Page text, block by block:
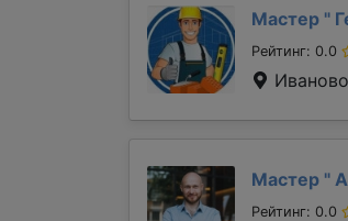
Мастер "
Рейтинг: 0.0
Иваново
Мастер "
Рейтинг: 0.0